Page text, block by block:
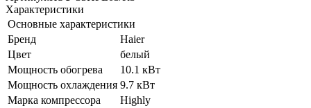
Характеристики
Основные характеристики
Бренд
Haier
Цвет
белый
Мощность обогрева
10.1 кВт
Мощность охлаждения 9.7 кВт
Марка компрессора
Highly